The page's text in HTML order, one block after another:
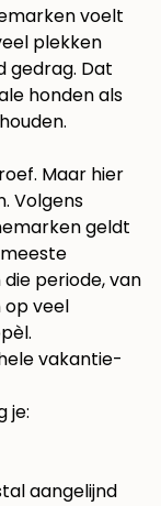
voelt
plekken
gedrag. Dat
honden als
Maar hier
Volgens
geldt
periode, van
op veel
vakantie-
je:
aangelijnd